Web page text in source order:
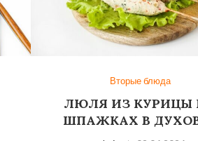
Вторые блюда
ЛЮЛЯ ИЗ КУРИЦЫ
ШПАЖКАХ В